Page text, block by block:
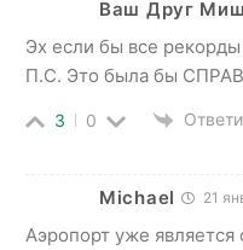
Ваш Друг
Эх если бы все
П.С. Это была бы
3 0
Michael 21
Аэропорт уже